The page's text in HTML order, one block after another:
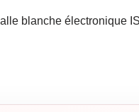
blanche électronique